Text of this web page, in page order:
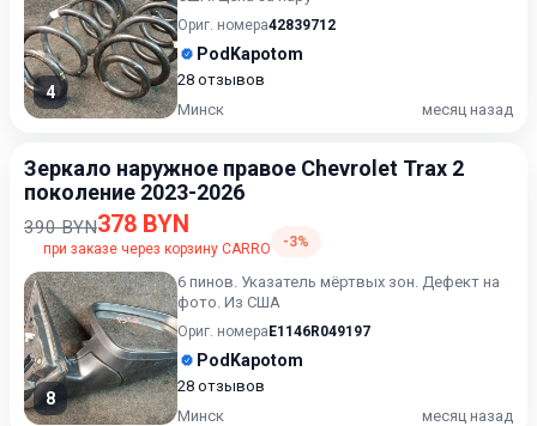
4
Ориг. номера42839712
PodKapotom
28 отзывов
Минск
месяц назад
Зеркало наружное правое Chevrolet Trax 2
поколение 2023-2026
390 BYN378 BYN
при заказе через корзину CARRO -3%
8
6 пинов. Указатель мёртвых зон. Дефект на
фото. Из США
Ориг. номера E1146R049197
PodKapotom
28 отзывов
Минск
месяц назад